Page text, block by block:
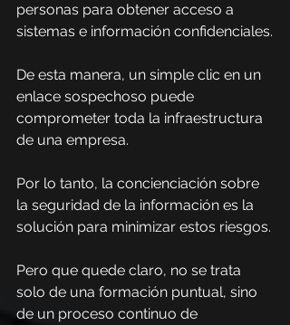
personas para obtener acceso a
sistemas e información confidenciales.
De esta manera, un simple clic en un
enlace sospechoso puede
comprometer toda la infraestructura
de una empresa.
Por lo tanto, la concienciación sobre
la seguridad de la información es la
solución para minimizar estos riesgos.
Pero que quede claro, no se trata
solo de una formación puntual, sino
de un proceso continuo de